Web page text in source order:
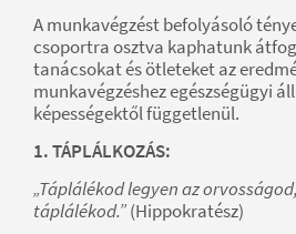
A munkavégzést befolyásoló
csoportra osztva kaphatunk
tanácsokat és ötleteket az
munkavégzéshez egészségügyi
képességektől függetlenül.
1. TÁPLÁLKOZÁS:
„Táplálékod legyen az
táplálékod.”(Hippokratész)